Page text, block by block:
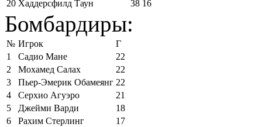
20 Хаддерсфилд Таун 38 16
Бомбардиры:
№ Игрок
Г
1
Садио Мане
22
2
Мохамед Салах
22
3
Пьер-Эмерик Обамеянг 22
4
Серхио Агуэро
21
5
Джейми Варди
18
6
Рахим Стерлинг
17